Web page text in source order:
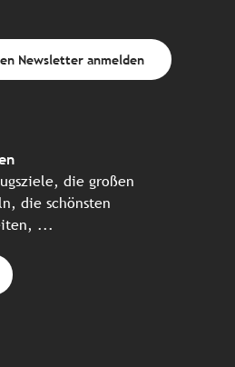
Newsletter anmelden
die großen
die schönsten
...